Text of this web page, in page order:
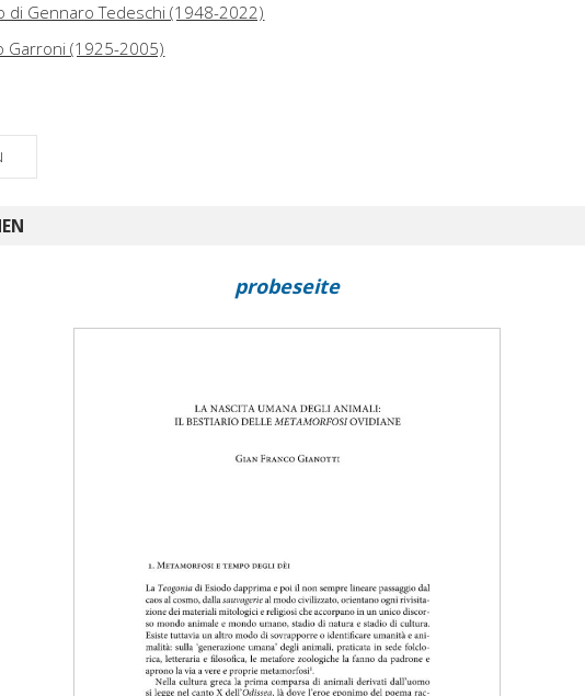
di Gennaro Tedeschi (1948-2022)
Garroni (1925-2005)
probeseite